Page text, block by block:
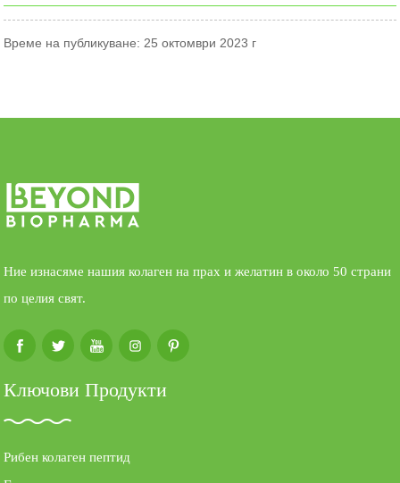
Време на публикуване: 25 октомври 2023 г
Ние изнасяме нашия колаген на прах и желатин в около 50 страни
по целия свят.
Ключови Продукти
Рибен колаген пептид